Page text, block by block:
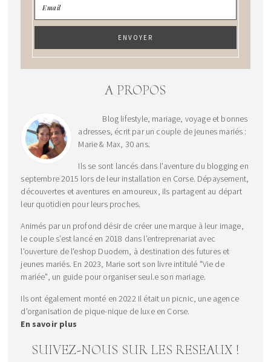
A PROPOS
Blog lifestyle, mariage, voyage et bonnes
adresses, écrit par un couple de jeunes mariés :
Marie & Max, 30 ans.
Ils se sont lancés dans l'aventure du blogging en
septembre 2015 lors de leur installation en Corse. Dépaysement,
découvertes et aventures en amoureux, ils partagent au départ
leur quotidien pour leurs proches.
Animés par un profond désir de créer une marque à leur image,
le couple s’est lancé en 2018 dans l’entreprenariat avec
l'ouverture de l'eshop Duodem, à destination des futures et
jeunes mariés. En 2023, Marie sort son livre intitulé "Vie de
mariée", un guide pour organiser seul.e son mariage.
Ils ont également monté en 2022 Il était un picnic, une agence
d'organisation de pique-nique de luxe en Corse.
En savoir plus
SUIVEZ-NOUS SUR LES RESEAUX !